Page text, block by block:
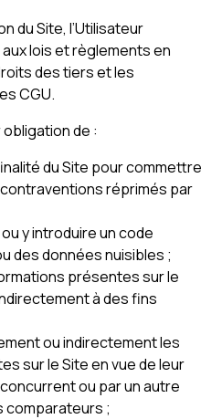
du Site, l’Utilisateur
lois et règlements en
des tiers et les
CGU.
de :
du Site pour commettre
réprimés par
y introduire un code
des données nuisibles ;
présentes sur le
à des fins
ou indirectement les
sur le Site en vue de leur
ou par un autre
comparateurs ;